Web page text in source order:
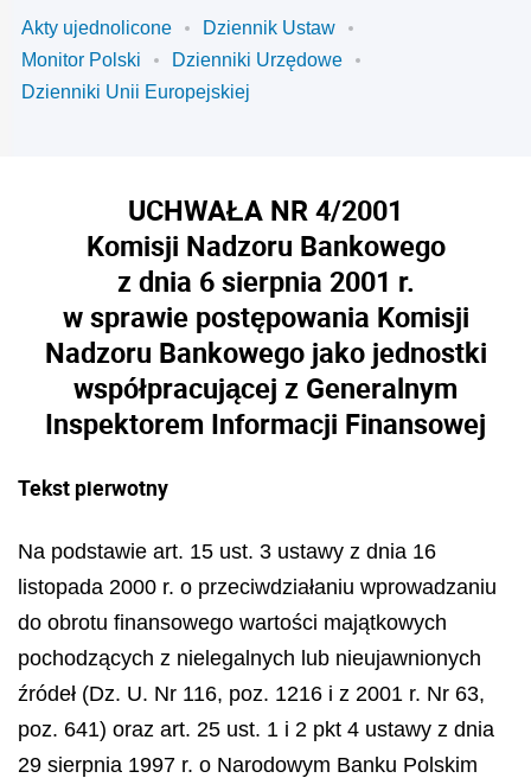
Akty ujednolicone
Dziennik Ustaw
Monitor Polski
Dzienniki Urzędowe
Dzienniki Unii Europejskiej
UCHWAŁA NR 4/2001
Komisji Nadzoru Bankowego
z dnia 6 sierpnia 2001 r.
w sprawie postępowania Komisji
Nadzoru Bankowego jako jednostki
współpracującej z Generalnym
Inspektorem Informacji Finansowej
Tekst pierwotny
Na podstawie art. 15 ust. 3 ustawy z dnia 16
listopada 2000 r. o przeciwdziałaniu wprowadzaniu
do obrotu finansowego wartości majątkowych
pochodzących z nielegalnych lub nieujawnionych
źródeł (Dz. U. Nr 116, poz. 1216 i z 2001 r. Nr 63,
poz. 641) oraz art. 25 ust. 1 i 2 pkt 4 ustawy z dnia
29 sierpnia 1997 r. o Narodowym Banku Polskim